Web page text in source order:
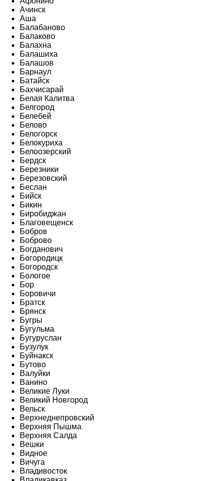
Ачинск
Аша
Балабаново
Балаково
Балахна
Балашиха
Балашов
Барнаул
Батайск
Бахчисарай
Белая Калитва
Белгород
Белебей
Белово
Белогорск
Белокуриха
Белоозерский
Бердск
Березники
Березовский
Беслан
Бийск
Бикин
Биробиджан
Благовещенск
Бобров
Боброво
Богданович
Богородицк
Богородск
Бологое
Бор
Боровичи
Братск
Брянск
Бугры
Бугульма
Бугуруслан
Бузулук
Буйнакск
Бутово
Валуйки
Ванино
Великие Луки
Великий Новгород
Вельск
Верхнеднепровский
Верхняя Пышма
Верхняя Салда
Вешки
Видное
Вичуга
Владивосток